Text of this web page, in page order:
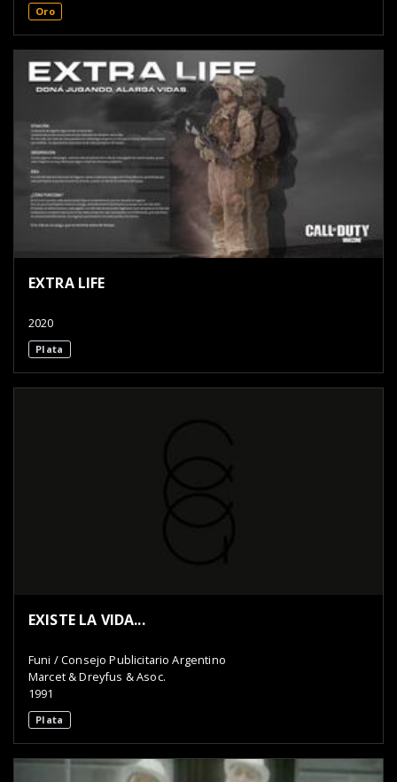
Oro
EXTRA LIFE
2020
Plata
EXISTE LA VIDA...
Funi / Consejo Publicitario Argentino
Marcet & Dreyfus & Asoc.
1991
Plata